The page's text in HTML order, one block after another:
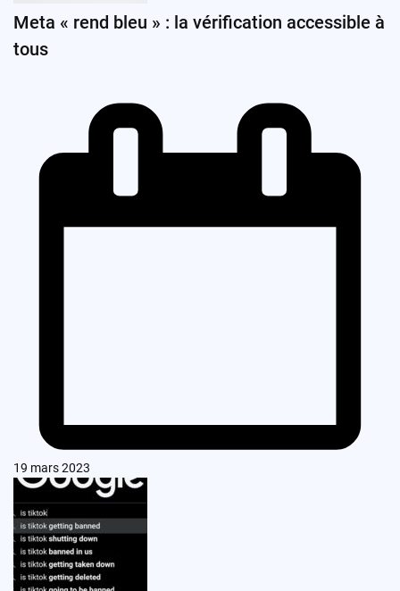
Meta « rend bleu » : la vérification accessible à
tous
19 mars 2023